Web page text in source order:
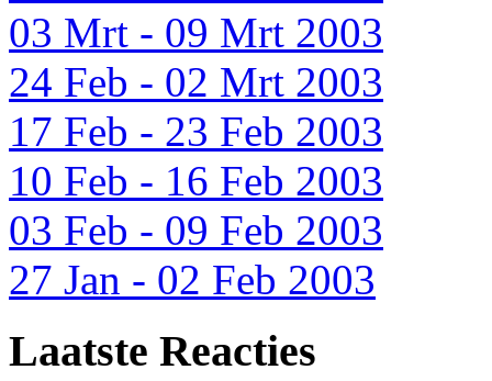
03 Mrt - 09 Mrt 2003
24 Feb - 02 Mrt 2003
17 Feb - 23 Feb 2003
10 Feb - 16 Feb 2003
03 Feb - 09 Feb 2003
27 Jan - 02 Feb 2003
Laatste Reacties